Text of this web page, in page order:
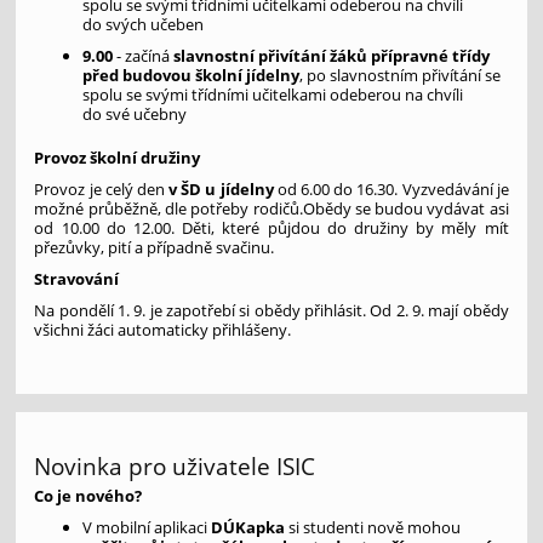
spolu se svými třídními učitelkami odeberou na chvíli
do svých učeben
9.00- začínáslavnostní přivítání žáků přípravné třídy
před budovou školní jídelny, po slavnostním přivítání se
spolu se svými třídními učitelkami odeberou na chvíli
do své učebny
Provoz školní družiny
Provoz je celý denv ŠD u jídelnyod 6.00 do 16.30. Vyzvedávání je
možné průběžně, dle potřeby rodičů.Obědy se budou vydávat asi
od 10.00 do 12.00. Děti, které půjdou do družiny by měly mít
přezůvky, pití a případně svačinu.
Stravování
Na pondělí 1. 9. je zapotřebí si obědy přihlásit. Od 2. 9. mají obědy
všichni žáci automaticky přihlášeny.
Novinka pro uživatele ISIC
Co je nového?
V mobilní aplikaci DÚKapka si studenti nově mohou